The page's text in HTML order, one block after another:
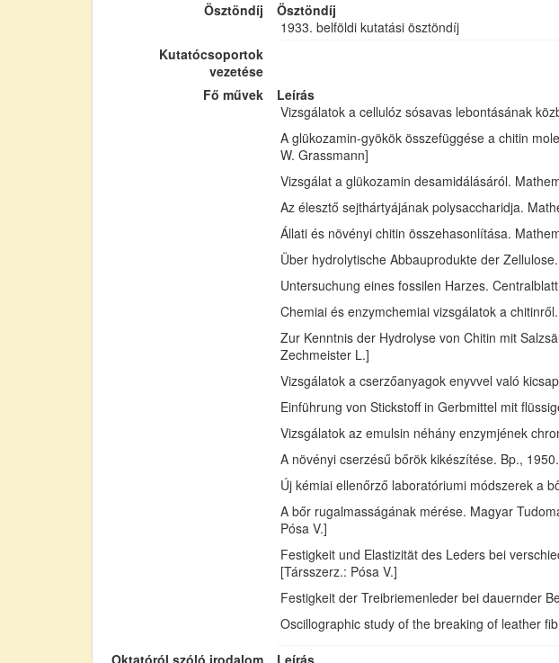
Ösztöndíj
Ösztöndíj
1933. belföldi kutatási ösztöndíj
Kutatócsoportok
vezetése
Fő művek
Leírás
Vizsgálatok a cellulóz sósavas lebontásának
A glükozamin-gyökök összefüggése a chitin
W. Grassmann]
Vizsgálat a glükozamin desamidálásáról.
Az élesztő sejthártyájának polysaccharidja.
Állati és növényi chitin összehasonlítása.
Über hydrolytische Abbauprodukte der
Untersuchung eines fossilen Harzes.
Chemiai és enzymchemiai vizsgálatok a
Zur Kenntnis der Hydrolyse von Chitin mit
Zechmeister L.]
Vizsgálatok a cserzőanyagok enyvvel való
Einführung von Stickstoff in Gerbmittel mit
Vizsgálatok az emulsin néhány enzymjének
A növényi cserzésű bőrök kikészítése. Bp., 1950.
Új kémiai ellenőrző laboratóriumi módszerek a
A bőr rugalmasságának mérése. Magyar
Pósa V.]
Festigkeit und Elastizität des Leders bei
[Társszerz.: Pósa V.]
Festigkeit der Treibriemenleder bei dauernder
Oscillographic study of the breaking of leather